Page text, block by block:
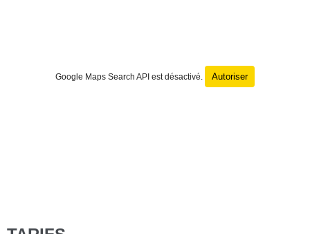
Google Maps Search API est désactivé. Autoriser